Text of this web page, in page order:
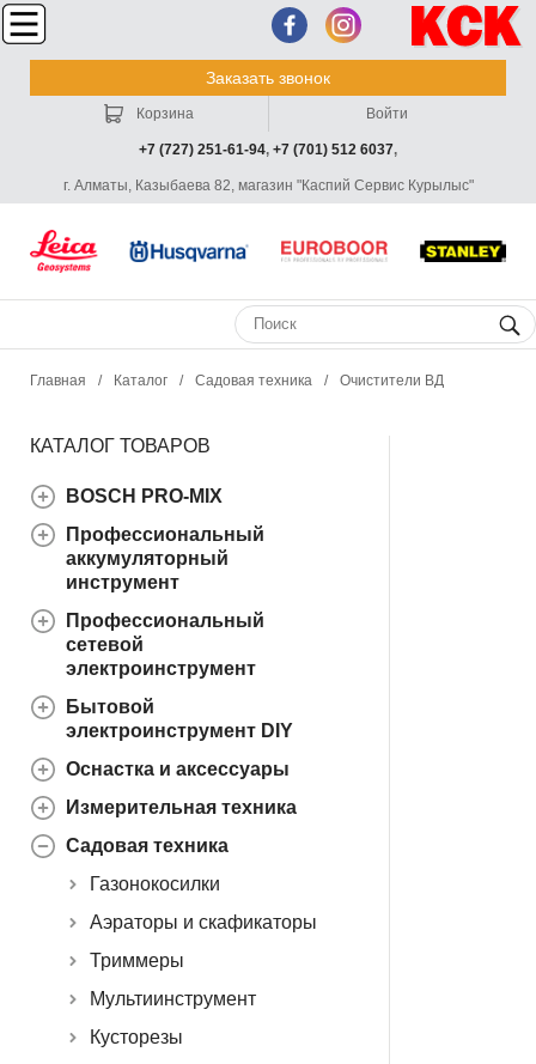
Заказать звонок
+7 (727) 251-61-94, +7 (701) 512 6037,
г. Алматы, Казыбаева 82, магазин "Каспий Сервис Курылыс"
Корзина Войти
Главная / Каталог / Садовая техника / Очистители ВД
КАТАЛОГ ТОВАРОВ
BOSCH PRO-MIX
Профессиональный
аккумуляторный
инструмент
Профессиональный
сетевой
электроинструмент
Бытовой
электроинструмент DIY
Оснастка и аксессуары
Измерительная техника
Садовая техника
Газонокосилки
Аэраторы и скафикаторы
Триммеры
Мультиинструмент
Кусторезы